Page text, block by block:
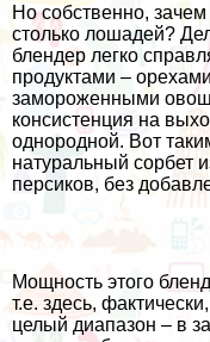
Но собственно,
столько лошадей?
блендер легко
продуктами –
замороженными
консистенция на
однородной. Вот
натуральный сорбет
персиков, без
Мощность этого
т.е. здесь,
целый диапазон – в